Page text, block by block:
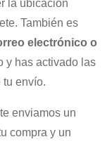
la ubicación
También es
electrónico o
y has activado las
tu envío.
te enviamos un
compra y un